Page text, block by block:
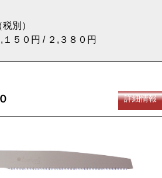
別）
５０円 / ２,３８０円
詳細情報